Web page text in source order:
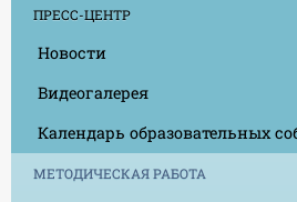
ПРЕСС-ЦЕНТР
Новости
Видеогалерея
Календарь образовательных
МЕТОДИЧЕСКАЯ РАБОТА